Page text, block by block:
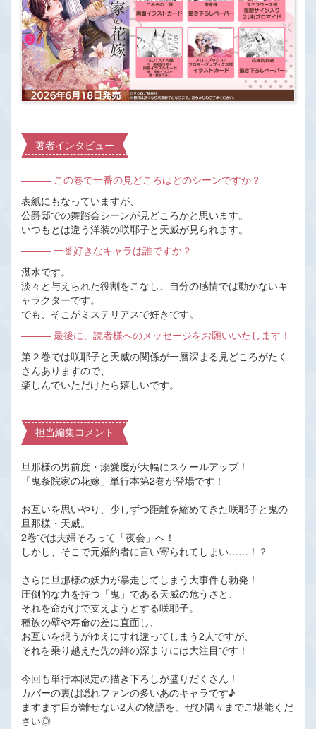
著者インタビュー
――― この巻で一番の見どころはどのシーンですか？
表紙にもなっていますが、
公爵邸での舞踏会シーンが見どころかと思います。
いつもとは違う洋装の咲耶子と天威が見られます。
――― 一番好きなキャラは誰ですか？
湛水です。
淡々と与えられた役割をこなし、自分の感情では動かないキ
ャラクターです。
でも、そこがミステリアスで好きです。
――― 最後に、読者様へのメッセージをお願いいたします！
第２巻では咲耶子と天威の関係が一層深まる見どころがたく
さんありますので、
楽しんでいただけたら嬉しいです。
担当編集コメント
旦那様の男前度・溺愛度が大幅にスケールアップ！
「鬼条院家の花嫁」単行本第2巻が登場です！
お互いを思いやり、少しずつ距離を縮めてきた咲耶子と鬼の
旦那様・天威。
2巻では夫婦そろって「夜会」へ！
しかし、そこで元婚約者に言い寄られてしまい……！？
さらに旦那様の妖力が暴走してしまう大事件も勃発！
圧倒的な力を持つ「鬼」である天威の危うさと、
それを命がけで支えようとする咲耶子。
種族の壁や寿命の差に直面し、
お互いを想うがゆえにすれ違ってしまう2人ですが、
それを乗り越えた先の絆の深まりには大注目です！
今回も単行本限定の描き下ろしが盛りだくさん！
カバーの裏は隠れファンの多いあのキャラです♪
ますます目が離せない2人の物語を、ぜひ隅々までご堪能くだ
さい◎